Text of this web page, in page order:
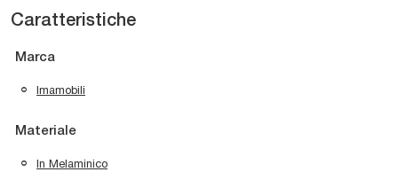
Caratteristiche
Marca
Imamobili
Materiale
In Melaminico